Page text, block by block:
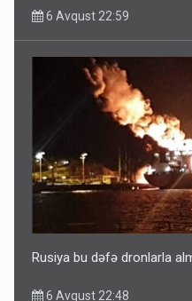
Rusiya Azərbaycan
5 Avqust 11:53
6 Avqust 22:59
Rusiya bu dəfə dronlarla
6 Avqust 22:48